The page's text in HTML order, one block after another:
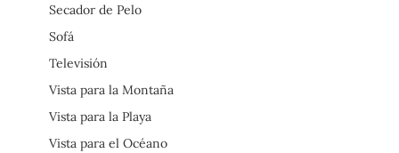
Secador de Pelo
Sofá
Televisión
Vista para la Montaña
Vista para la Playa
Vista para el Océano